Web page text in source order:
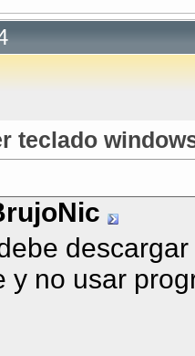
teclado
y no usar